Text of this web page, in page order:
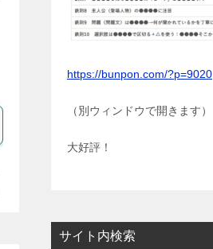
https://bunpon.com/?p=9020
（別ウィンドウで開きます）
大好評！
サイト内検索